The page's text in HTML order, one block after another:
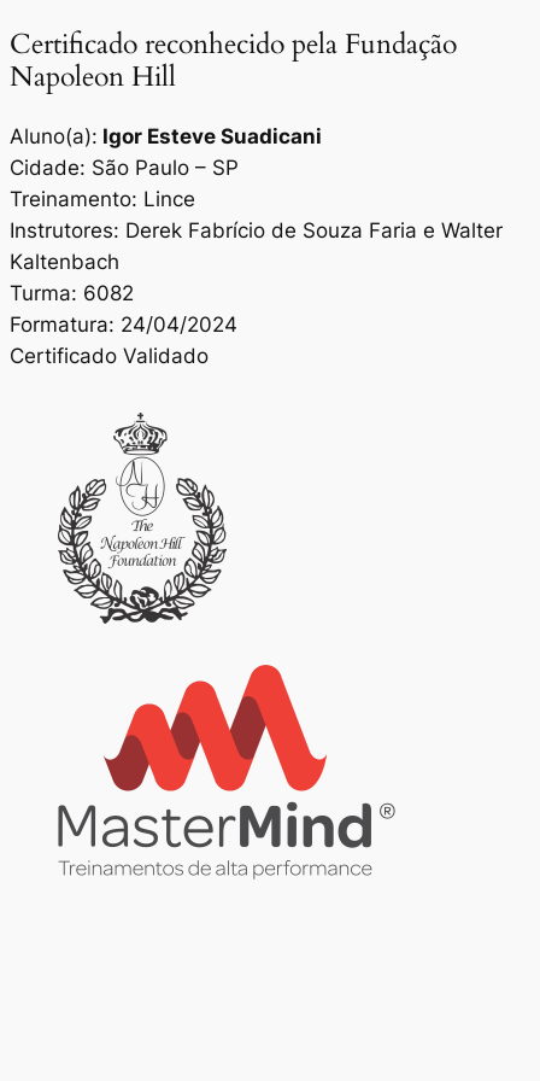
Certificado reconhecido pela Fundação
Napoleon Hill
Aluno(a): Igor Esteve Suadicani
Cidade: São Paulo – SP
Treinamento: Lince
Instrutores: Derek Fabrício de Souza Faria e Walter
Kaltenbach
Turma: 6082
Formatura: 24/04/2024
Certificado Validado